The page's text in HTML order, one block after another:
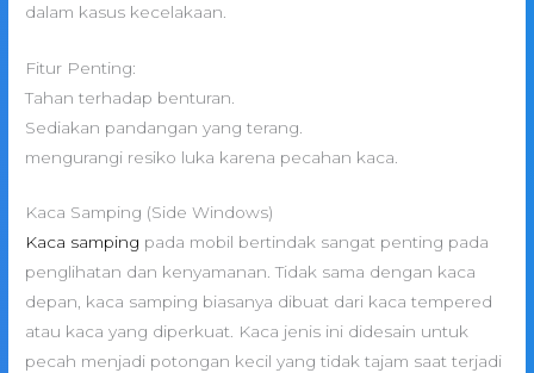
dalam kasus kecelakaan.
Fitur Penting:
Tahan terhadap benturan.
Sediakan pandangan yang terang.
mengurangi resiko luka karena pecahan kaca.
Kaca Samping (Side Windows)
Kaca samping pada mobil bertindak sangat penting pada
penglihatan dan kenyamanan. Tidak sama dengan kaca
depan, kaca samping biasanya dibuat dari kaca tempered
atau kaca yang diperkuat. Kaca jenis ini didesain untuk
pecah menjadi potongan kecil yang tidak tajam saat terjadi